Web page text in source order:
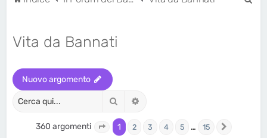
Vita da Bannati
Nuovo argomento
Cerca
360 argomenti Pagina1 15
1 2 3 4 5 … 15